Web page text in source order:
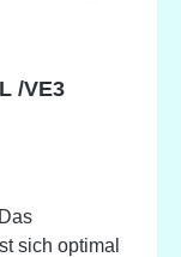
/VE3
sich optimal